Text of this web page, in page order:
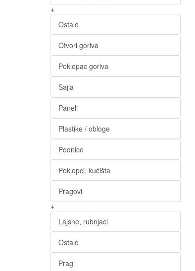
+
Ostalo
Otvori goriva
Poklopac goriva
Sajla
Paneli
Plastike / obloge
Podnice
Poklopci, kućišta
Pragovi
+
Lajsne, rubnjaci
Ostalo
Prag